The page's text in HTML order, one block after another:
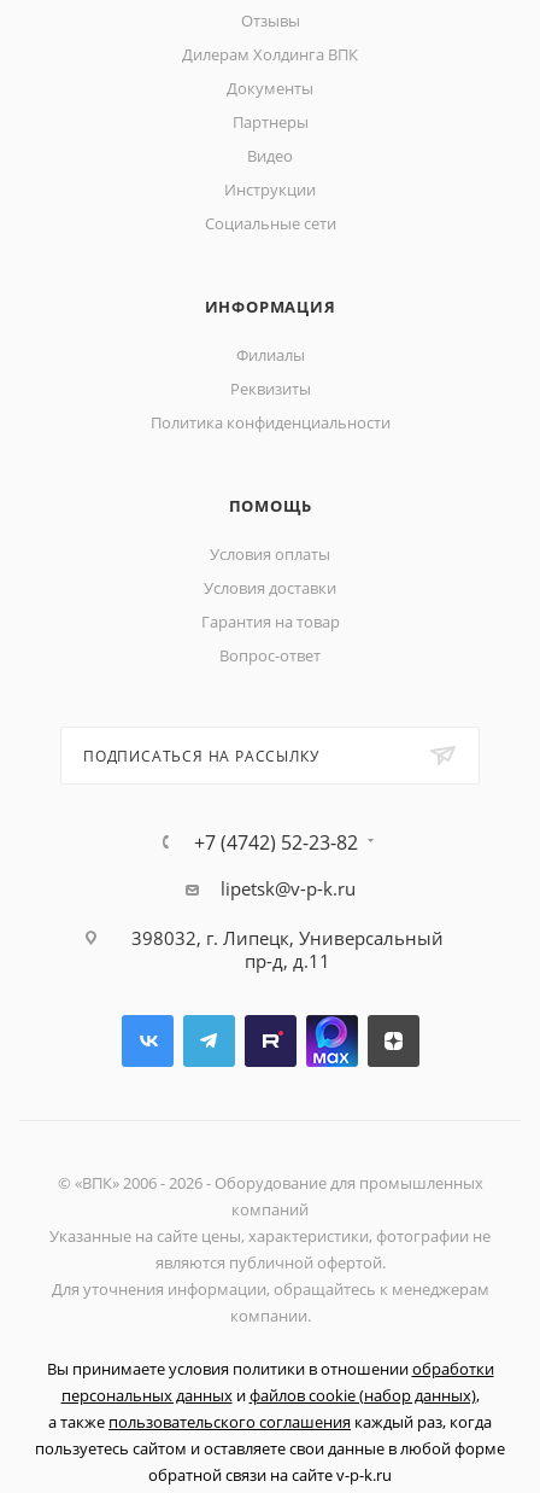
Отзывы
Дилерам Холдинга ВПК
Документы
Партнеры
Видео
Инструкции
Социальные сети
ИНФОРМАЦИЯ
Филиалы
Реквизиты
Политика конфиденциальности
ПОМОЩЬ
Условия оплаты
Условия доставки
Гарантия на товар
Вопрос-ответ
ПОДПИСАТЬСЯ НА РАССЫЛКУ
+7 (4742) 52-23-82
lipetsk@v-p-k.ru
398032, г. Липецк, Универсальный
пр-д, д.11
© «ВПК» 2006 - 2026 - Оборудование для промышленных
компаний
Указанные на сайте цены, характеристики, фотографии не
являются публичной офертой.
Для уточнения информации, обращайтесь к менеджерам
компании.
Вы принимаете условия политики в отношенииобработки
персональных данныхифайлов cookie (набор данных),
а также пользовательского соглашения каждый раз, когда
пользуетесь сайтом и оставляете свои данные в любой форме
обратной связи на сайте v-p-k.ru